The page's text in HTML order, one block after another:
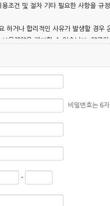
조건 및 절차 기타 필요한 사항을 규
거나 합리적인 사유가 발생할 경우
계약을 해지할 수 있습니다. 약관
의 규정에 따릅니다.
의 실질 정보를 입력하여 회사에 신
급됩니다. 부득이한 경우로 인해 변
취소할 수 있으며, 실명으로 등록
비밀번호는 6
-